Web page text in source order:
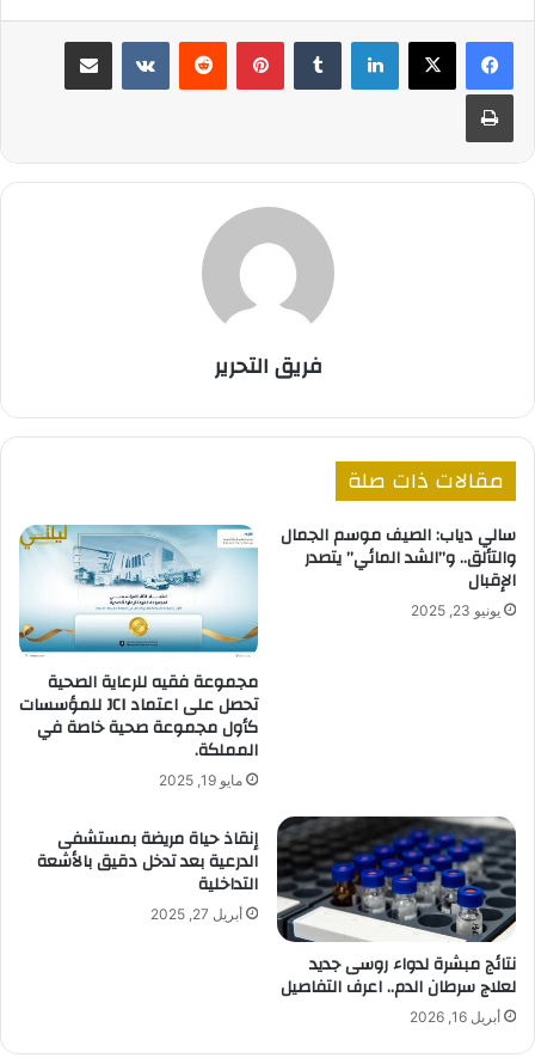
لينكدإن بينتيريست مشاركة عبر البريد
طباعة
فريق التحرير
مقالات ذات صلة
سالي دياب: الصيف موسم الجمال
والتألق.. و”الشد المائي” يتصدر
الإقبال
يونيو 23, 2025
مجموعة فقيه للرعاية الصحية
تحصل على اعتماد JCI للمؤسسات
كأول مجموعة صحية خاصة في
المملكة.
مايو 19, 2025
نتائج مبشرة لدواء روسى جديد
لعلاج سرطان الدم.. اعرف التفاصيل
أبريل 16, 2026
إنقاذ حياة مريضة بمستشفى
الدرعية بعد تدخل دقيق بالأشعة
التداخلية
أبريل 27, 2025